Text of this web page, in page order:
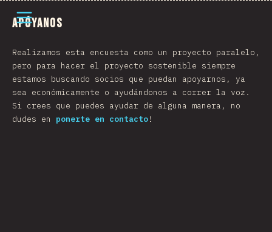
Abrir el menú
Apóyanos
Realizamos esta encuesta como un proyecto paralelo,
pero para hacer el proyecto sostenible siempre
estamos buscando socios que puedan apoyarnos, ya
sea económicamente o ayudándonos a correr la voz.
Si crees que puedes ayudar de alguna manera, no
dudes en ponerte en contacto!